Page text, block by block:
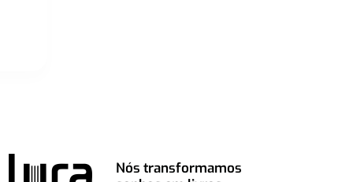
Nós transformamos